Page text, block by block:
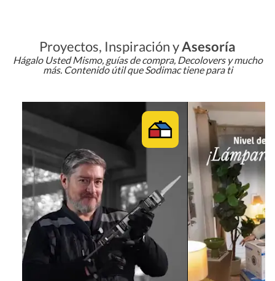
Proyectos, Inspiración yAsesoría
Hágalo Usted Mismo, guías de compra, Decolovers y mucho
más. Contenido útil que Sodimac tiene para ti